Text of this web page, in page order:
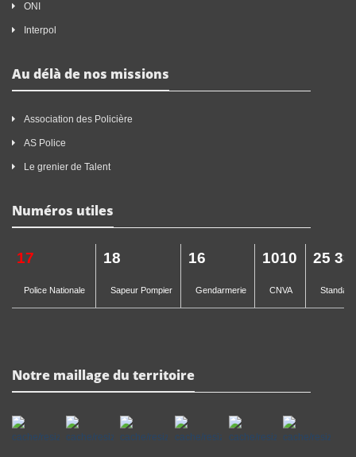
ONI
Interpol
Au délà de nos missions
Association des Policière
AS Police
Le grenier de Talent
Numéros utiles
17
Police Nationale
18
Sapeur Pompier
16
Gendarmerie
1010
CNVA
25 33
Notre maillage du territoire